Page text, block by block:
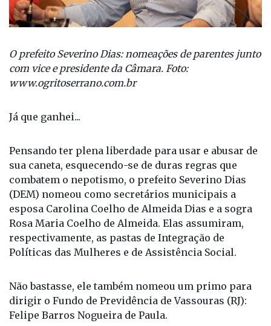
O prefeito Severino Dias: nomeações de parentes junto
com vice e presidente da Câmara. Foto:
www.ogritoserrano.com.br
Já que ganhei...
Pensando ter plena liberdade para usar e abusar de
sua caneta, esquecendo-se de duras regras que
combatem o nepotismo, o prefeito Severino Dias
(DEM) nomeou como secretários municipais a
esposa Carolina Coelho de Almeida Dias e a sogra
Rosa Maria Coelho de Almeida. Elas assumiram,
respectivamente, as pastas de Integração de
Políticas das Mulheres e de Assistência Social.
Não bastasse, ele também nomeou um primo para
dirigir o Fundo de Previdência de Vassouras (RJ):
Felipe Barros Nogueira de Paula.